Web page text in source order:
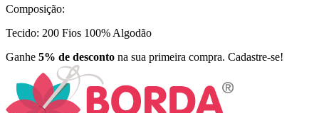
Composição:
Tecido: 200 Fios 100% Algodão
Ganhe 5% de desconto na sua primeira compra. Cadastre-se!